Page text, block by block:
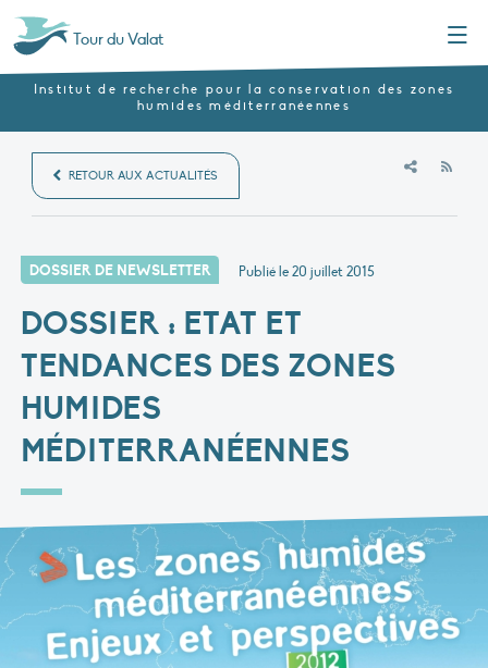
Tour du Valat
Institut de recherche pour la conservation des zones
humides méditerranéennes
RETOUR AUX ACTUALITÉS
DOSSIER DE NEWSLETTER Publié le20 juillet 2015
DOSSIER : ETAT ET
TENDANCES DES ZONES
HUMIDES
MÉDITERRANÉENNES